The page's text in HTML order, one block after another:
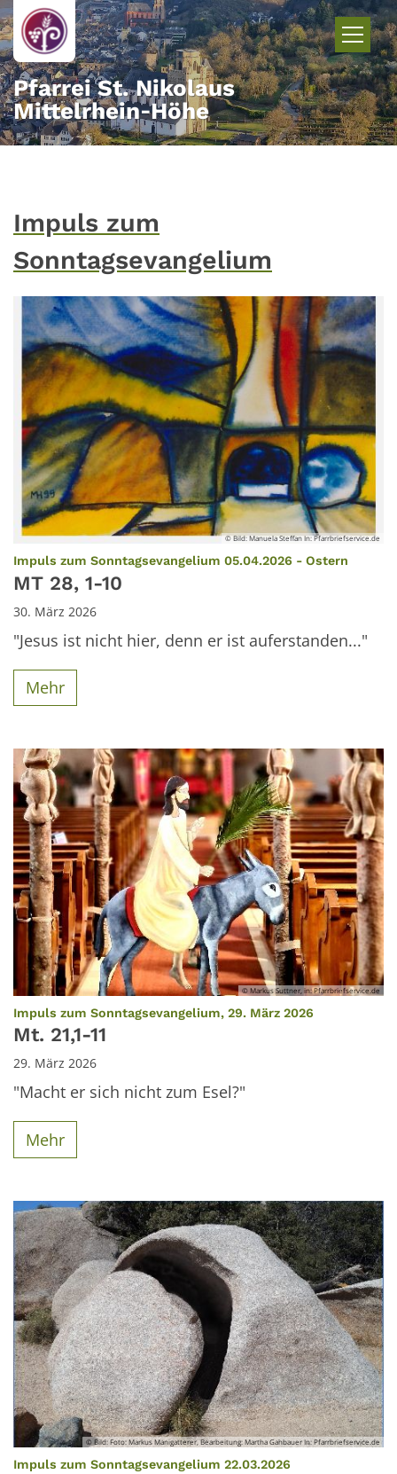
Zum Inhalt springen
Pfarrei St. Nikolaus
Mittelrhein‑Höhe
Impuls zum
Sonntagsevangelium
© Bild: Manuela Steffan In: Pfarrbriefservice.de
Impuls zum Sonntagsevangelium 05.04.2026 - Ostern
MT 28, 1-10
30. März 2026
"Jesus ist nicht hier, denn er ist auferstanden..."
Mehr
© Markus Suttner, in: Pfarrbriefservice.de
Impuls zum Sonntagsevangelium, 29. März 2026
Mt. 21,1-11
29. März 2026
"Macht er sich nicht zum Esel?"
Mehr
© Bild: Foto: Markus Manigatterer, Bearbeitung: Martha Gahbauer In: Pfarrbriefservice.de
Impuls zum Sonntagsevangelium 22.03.2026